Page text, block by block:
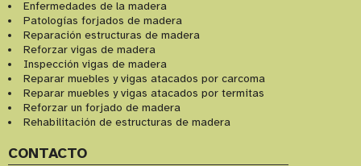
Enfermedades de la madera
Patologías forjados de madera
Reparación estructuras de madera
Reforzar vigas de madera
Inspección vigas de madera
Reparar muebles y vigas atacados por carcoma
Reparar muebles y vigas atacados por termitas
Reforzar un forjado de madera
Rehabilitación de estructuras de madera
CONTACTO